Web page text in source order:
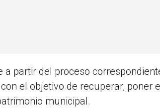
a partir del proceso
el objetivo de recuperar, poner
municipal.